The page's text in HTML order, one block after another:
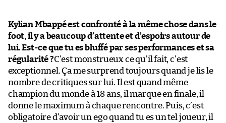
Kylian Mbappé est confronté à la même chose dans le
foot, il y a beaucoup d’attente et d’espoirs autour de
lui. Est-ce que tu es bluffé par ses performances et sa
régularité ?C’est monstrueux ce qu’il fait, c’est
exceptionnel. Ça me surprend toujours quand je lis le
nombre de critiques sur lui. Il est quand même
champion du monde à 18 ans, il marque en finale, il
donne le maximum à chaque rencontre. Puis, c’est
obligatoire d’avoir un ego quand tu es un tel joueur, il